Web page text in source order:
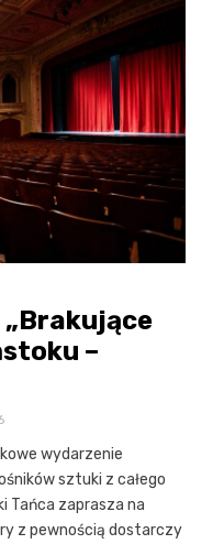
–
wydarzenie
sztuki z całego
Tańca zaprasza na
z pewnością dostarczy